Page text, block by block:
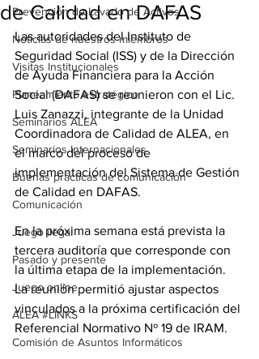
Prevención de Lavado de Activos
Noticias de nuestros miembros
Visitas Institucionales
Planeamiento estratégico
Seminarios ALEA
Seminarios Internacionales
Buenas prácticas de comunicación
Comunicación
Juego ilegal
Pasado y presente
Juego online
ALEA #LINKS
Comisión de Asuntos Informáticos
de Calidad en DAFAS
Las autoridades del Instituto de
Seguridad Social (ISS) y de la Dirección
de Ayuda Financiera para la Acción
Social (DAFAS) se reunieron con el Lic.
Luis Zanazzi, integrante de la Unidad
Coordinadora de Calidad de ALEA, en
el marco del proceso de
implementación del Sistema de Gestión
de Calidad en DAFAS.
En la próxima semana está prevista la
tercera auditoría que corresponde con
la última etapa de la implementación.
La reunión permitió ajustar aspectos
vinculados a la próxima certificación del
Referencial Normativo Nº 19 de IRAM.